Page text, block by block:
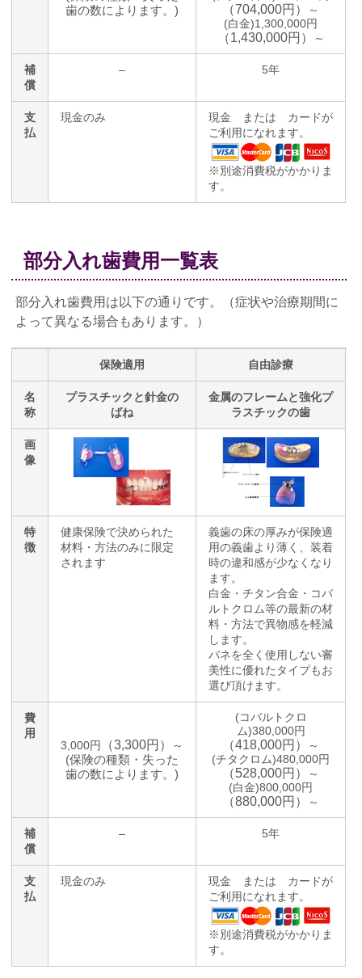
歯の数によります。)
（704,000円）
～
(白金)1,300,000円
（1,430,000円） ～
補
償
– 5年
支
払
現金のみ
現金 または カードが
ご利用になれます。
※別途消費税がかかりま
す。
部分入れ歯費用一覧表
部分入れ歯費用は以下の通りです。（症状や治療期間に
よって異なる場合もあります。）
保険適用 自由診療
名
称
プラスチックと針金の
ばね
金属のフレームと強化プ
ラスチックの歯
画
像
特
徴
健康保険で決められた
材料・方法のみに限定
されます
義歯の床の厚みが保険適
用の義歯より薄く、装着
時の違和感が少なくなり
ます。
白金・チタン合金・コバ
ルトクロム等の最新の材
料・方法で異物感を軽減
します。
バネを全く使用しない審
美性に優れたタイプもお
選び頂けます。
費
用
3,000円
（3,300円） ～
(保険の種類・失った
歯の数によります。)
(コバルトクロ
ム)380,000円
（418,000円）
～
(チタクロム)480,000円
（528,000円）
～
(白金)800,000円
（880,000円） ～
補
償
– 5年
支
払
現金のみ
現金 または カードが
ご利用になれます。
※別途消費税がかかりま
す。